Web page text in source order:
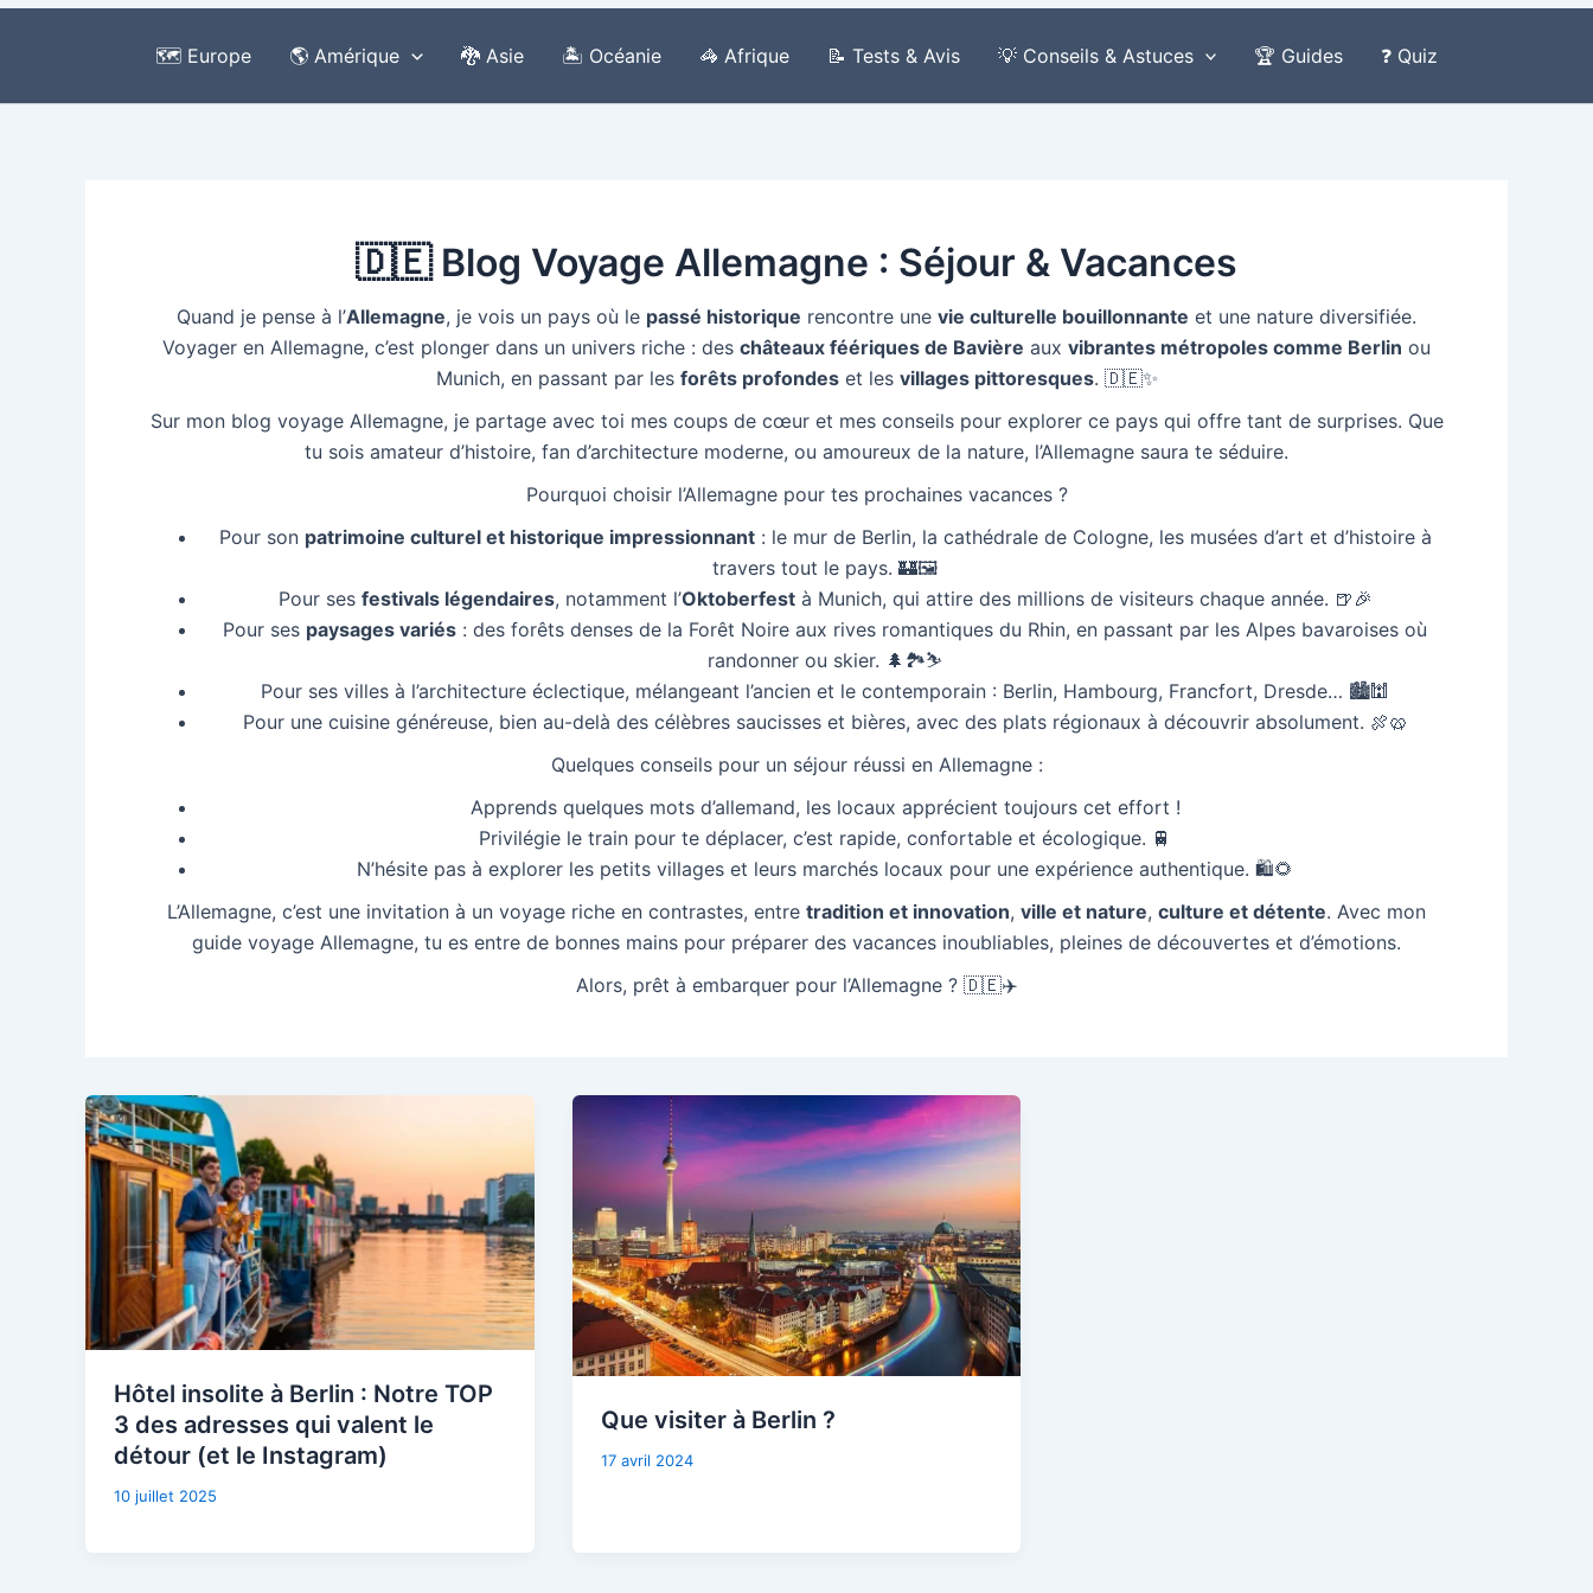
🗺️ Europe 🌎 Amérique 🐉 Asie 🏝️ Océanie 🦓 Afrique 📝 Tests & Avis 💡 Conseils & Astuces 🏆 Guides ❓ Quiz
🇩🇪 Blog Voyage Allemagne : Séjour & Vacances
Quand je pense à l’Allemagne, je vois un pays où le passé historique rencontre une vie culturelle bouillonnante et une nature diversifiée.
Voyager en Allemagne, c’est plonger dans un univers riche : des châteaux féériques de Bavière aux vibrantes métropoles comme Berlin ou
Munich, en passant par les forêts profondeset les villages pittoresques. 🇩🇪✨
Sur mon blog voyage Allemagne, je partage avec toi mes coups de cœur et mes conseils pour explorer ce pays qui offre tant de surprises. Que
tu sois amateur d’histoire, fan d’architecture moderne, ou amoureux de la nature, l’Allemagne saura te séduire.
Pourquoi choisir l’Allemagne pour tes prochaines vacances ?
Pour son patrimoine culturel et historique impressionnant: le mur de Berlin, la cathédrale de Cologne, les musées d’art et d’histoire à
travers tout le pays. 🏰🖼️
Pour ses festivals légendaires, notamment l’Oktoberfestà Munich, qui attire des millions de visiteurs chaque année. 🍺🎉
Pour ses paysages variés : des forêts denses de la Forêt Noire aux rives romantiques du Rhin, en passant par les Alpes bavaroises où
randonner ou skier. 🌲🏞️⛷️
Pour ses villes à l’architecture éclectique, mélangeant l’ancien et le contemporain : Berlin, Hambourg, Francfort, Dresde… 🏙️🕍
Pour une cuisine généreuse, bien au-delà des célèbres saucisses et bières, avec des plats régionaux à découvrir absolument. 🍖🥨
Quelques conseils pour un séjour réussi en Allemagne :
Apprends quelques mots d’allemand, les locaux apprécient toujours cet effort !
Privilégie le train pour te déplacer, c’est rapide, confortable et écologique. 🚆
N’hésite pas à explorer les petits villages et leurs marchés locaux pour une expérience authentique. 🛍️🌻
L’Allemagne, c’est une invitation à un voyage riche en contrastes, entre tradition et innovation, ville et nature, culture et détente. Avec mon
guide voyage Allemagne, tu es entre de bonnes mains pour préparer des vacances inoubliables, pleines de découvertes et d’émotions.
Alors, prêt à embarquer pour l’Allemagne ? 🇩🇪✈️
Hôtel insolite à Berlin : Notre TOP
3 des adresses qui valent le
détour (et le Instagram)
10 juillet 2025
Que visiter à Berlin ?
17 avril 2024